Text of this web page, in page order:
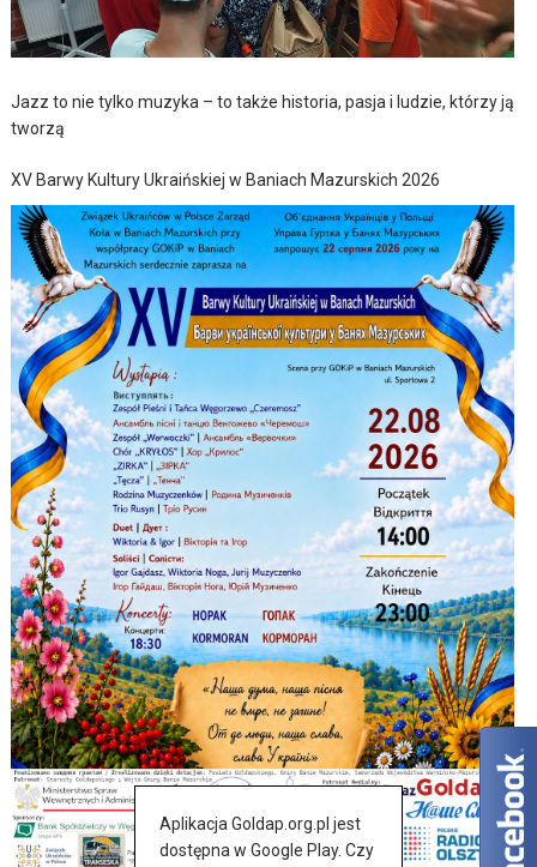
Jazz to nie tylko muzyka – to także historia, pasja i ludzie, którzy ją
tworzą
XV Barwy Kultury Ukraińskiej w Baniach Mazurskich 2026
Aplikacja Goldap.org.pl jest
dostępna w Google Play. Czy